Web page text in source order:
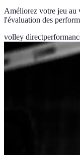
Améliorez votre jeu au
l'évaluation des
volley direct